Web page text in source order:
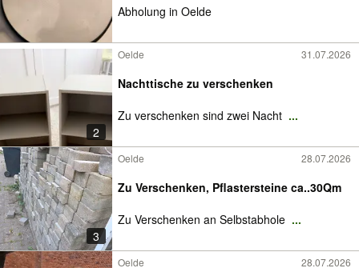
Abholung in Oelde
2
Oelde 31.07.2026
Nachttische zu verschenken
Zu verschenken sind zwei Nacht ...
3
Oelde 28.07.2026
Zu Verschenken, Pflastersteine ca..30Qm
Zu Verschenken an Selbstabhole ...
Oelde 28.07.2026